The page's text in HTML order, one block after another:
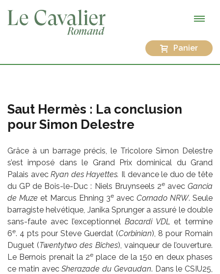
Panier
Saut Hermès : La conclusion
pour Simon Delestre
Grâce à un barrage précis, le Tricolore Simon Delestre
s’est imposé dans le Grand Prix dominical du Grand
Palais avecRyan des Hayettes. Il devance le duo de tête
du GP de Bois-le-Duc : Niels Bruynseels 2eavecGancia
de Muze et Marcus Ehning 3e avec Cornado NRW. Seule
barragiste helvétique, Janika Sprunger a assuré le double
sans-faute avec l’exceptionnel Bacardi VDL
et termine
6e. 4 pts pour Steve Guerdat (Corbinian), 8 pour Romain
Duguet (Twentytwo des Biches), vainqueur de l’ouverture.
Le Bernois prenait la 2e place de la 150 en deux phases
ce matin avecSherazade du Gevaudan. Dans le CSIU25,